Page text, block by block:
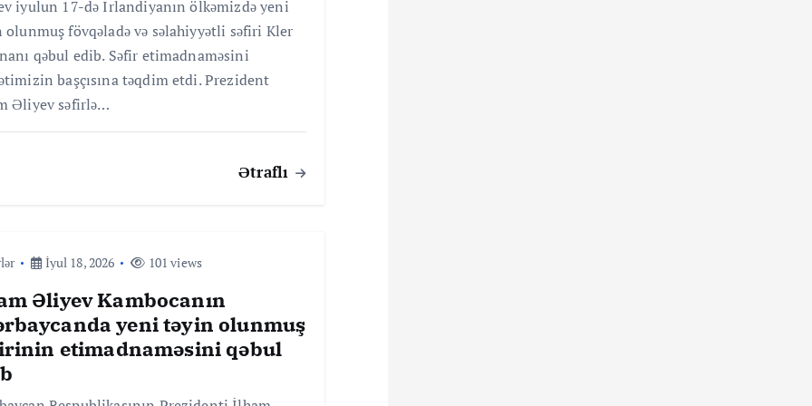
iyulun 17-də İrlandiyanın ölkəmizdə yeni
olunmuş fövqəladə və səlahiyyətli səfiri Kler
qəbul edib. Səfir etimadnaməsini
başçısına təqdim etdi. Prezident
Əliyev səfirlə…
Ətraflı
İyul 18, 2026 101 views
Əliyev Kambocanın
yeni təyin olunmuş
etimadnaməsini qəbul